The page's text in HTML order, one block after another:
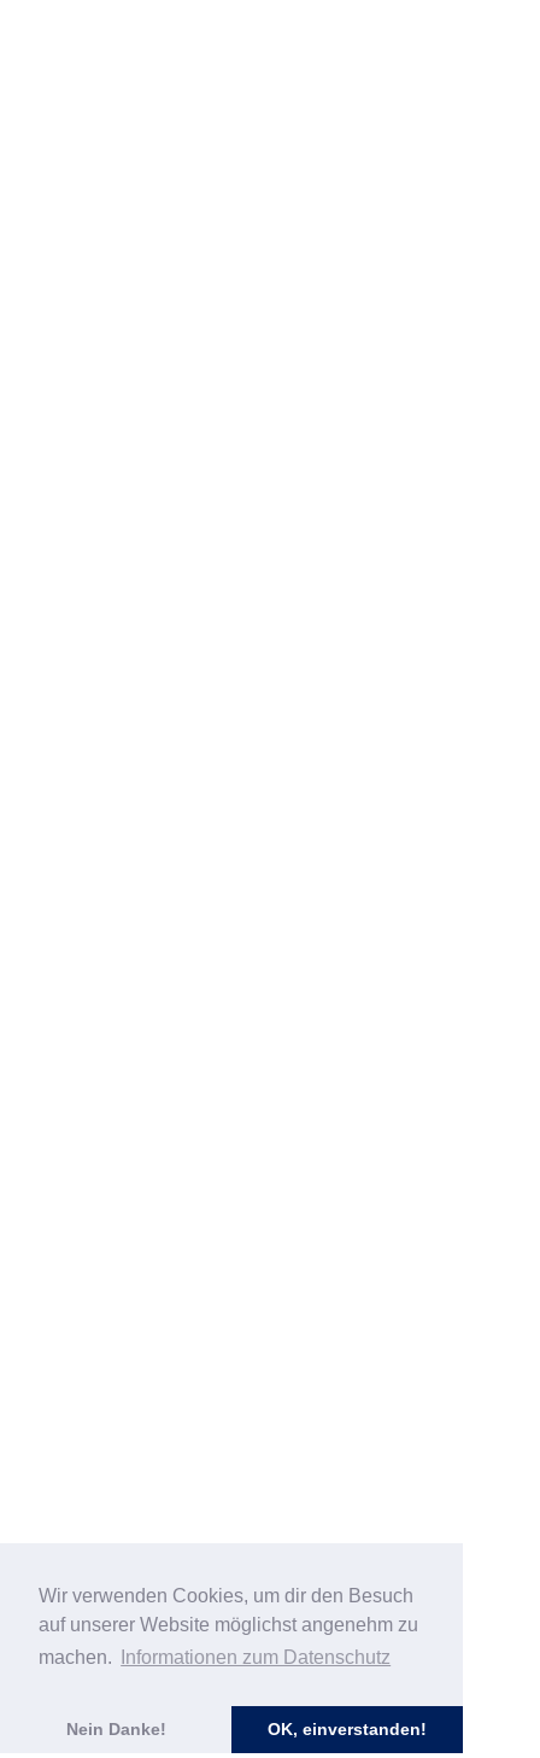
Wir verwenden Cookies, um dir den Besuch
auf unserer Website möglichst angenehm zu
machen.
Informationen zum Datenschutz
Nein Danke! OK, einverstanden!